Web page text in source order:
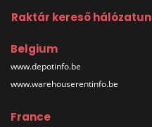
Raktár kereső
Belgium
www.depotinfo.be
www.warehouserentinfo.be
France